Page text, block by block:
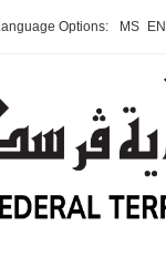
Options: MS EN